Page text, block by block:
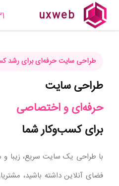
طراحی سایت حرفه‌ای برای رشد
طراحی سایت
حرفه‌ای و اختصاصی
برای کسب‌وکار شما
با طراحی یک سایت سریع، زیبا
فضای آنلاین داشته باشید،